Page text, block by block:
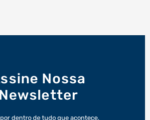
Nossa
Newsletter
dentro de tudo que acontece.